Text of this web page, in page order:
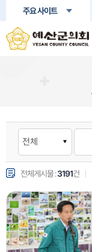
본문바로가기
주요 사이트
전체게시물 :3191건